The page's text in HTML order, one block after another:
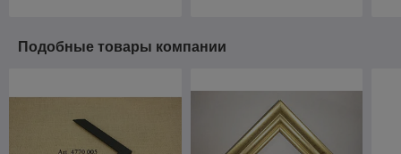
Подобные товары компании